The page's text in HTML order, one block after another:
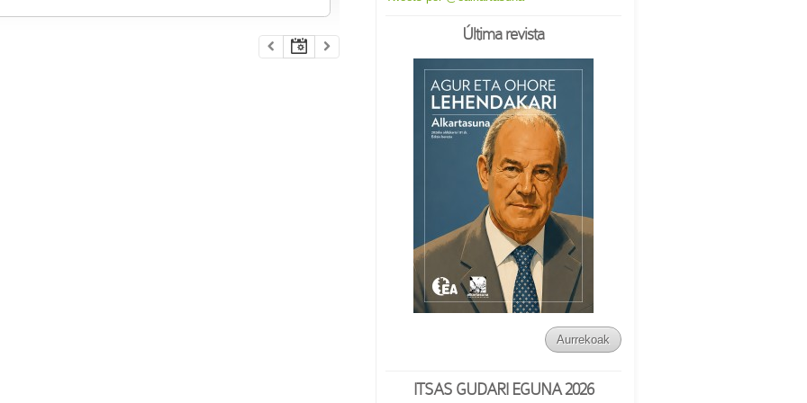
Última revista
Aurrekoak
ITSAS GUDARI EGUNA 2026